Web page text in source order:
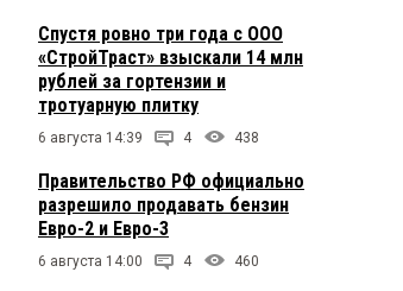
Спустя ровно три года с ООО
«СтройТраст» взыскали 14 млн
рублей за гортензии и
тротуарную плитку
6 августа 14:39 4 438
Правительство РФ официально
разрешило продавать бензин
Евро-2 и Евро-3
6 августа 14:00 4 460